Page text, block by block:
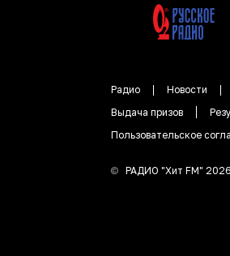
Радио Новости
Выдача призов
Пользовательское
© РАДИО "Хит FM" 2026